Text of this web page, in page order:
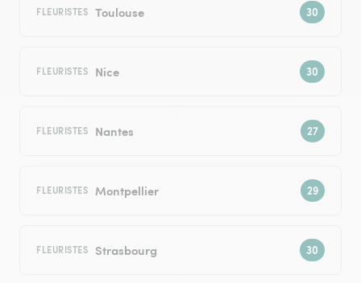
FLEURISTES Toulouse
FLEURISTES Nice
FLEURISTES Nantes
FLEURISTES Montpellier
FLEURISTES Strasbourg